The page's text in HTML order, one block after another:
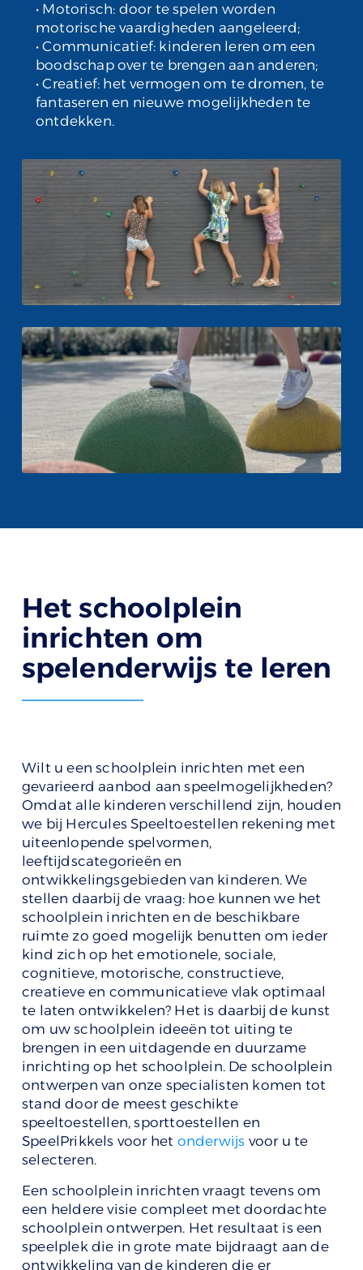
• Motorisch: door te spelen worden
motorische vaardigheden aangeleerd;
• Communicatief: kinderen leren om een
boodschap over te brengen aan anderen;
• Creatief: het vermogen om te dromen, te
fantaseren en nieuwe mogelijkheden te
ontdekken.
Het schoolplein
inrichten om
spelenderwijs te leren
Wilt u een schoolplein inrichten met een
gevarieerd aanbod aan speelmogelijkheden?
Omdat alle kinderen verschillend zijn, houden
we bij Hercules Speeltoestellen rekening met
uiteenlopende spelvormen,
leeftijdscategorieën en
ontwikkelingsgebieden van kinderen. We
stellen daarbij de vraag: hoe kunnen we het
schoolplein inrichten en de beschikbare
ruimte zo goed mogelijk benutten om ieder
kind zich op het emotionele, sociale,
cognitieve, motorische, constructieve,
creatieve en communicatieve vlak optimaal
te laten ontwikkelen? Het is daarbij de kunst
om uw schoolplein ideeën tot uiting te
brengen in een uitdagende en duurzame
inrichting op het schoolplein. De schoolplein
ontwerpen van onze specialisten komen tot
stand door de meest geschikte
speeltoestellen, sporttoestellen en
SpeelPrikkels voor het onderwijs voor u te
selecteren.
Een schoolplein inrichten vraagt tevens om
een heldere visie compleet met doordachte
schoolplein ontwerpen. Het resultaat is een
speelplek die in grote mate bijdraagt aan de
ontwikkeling van de kinderen die er